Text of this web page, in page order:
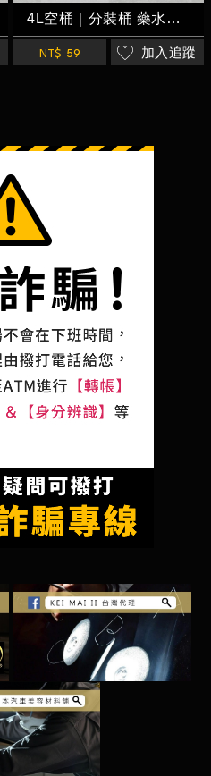
4L空桶｜分裝桶 藥水桶 藥劑桶 溶劑桶 空瓶 耐酸鹼 聚乙烯材質
NT$ 59 加入追蹤